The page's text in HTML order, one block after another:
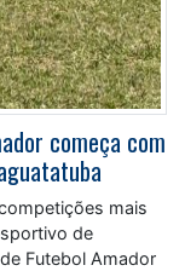
começa com
mais
de
Futebol Amador